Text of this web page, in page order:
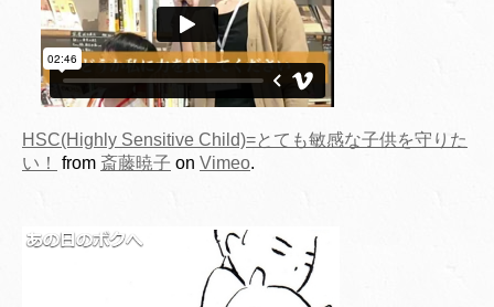
HSC(Highly Sensitive Child)=とても敏感な子供を守りた
い！
from 斎藤暁子 on Vimeo.